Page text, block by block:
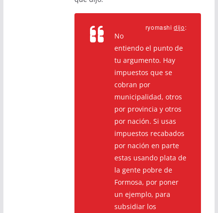
ryomashidijo:
No
entiendo el punto de
tu argumento. Hay
impuestos que se
cobran por
municipalidad, otros
por provincia y otros
por nación. Si usas
impuestos recabados
por nación en parte
estas usando plata de
la gente pobre de
Formosa, por poner
un ejemplo, para
subsidiar los